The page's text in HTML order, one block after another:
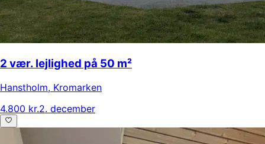
2 vær. lejlighed på 50 m²
Hanstholm, Kromarken
4.800 kr.2. december